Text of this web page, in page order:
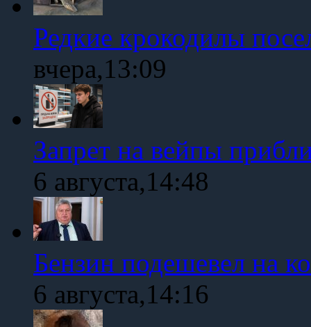
Редкие крокодилы
вчера,13:09
Запрет на вейпы
6 августа,14:48
Бензин подешевел на
6 августа,14:16